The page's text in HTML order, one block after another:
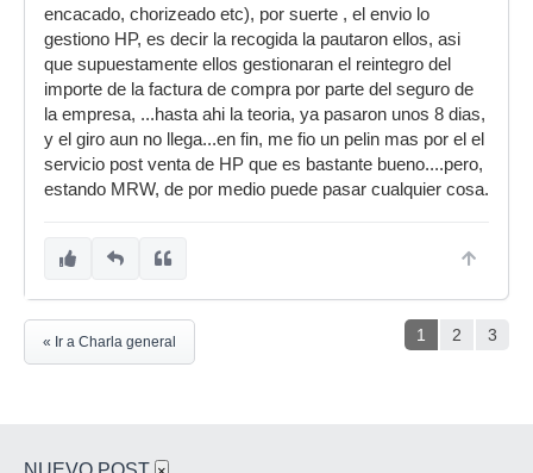
encacado, chorizeado etc), por suerte , el envio lo
gestiono HP, es decir la recogida la pautaron ellos, asi
que supuestamente ellos gestionaran el reintegro del
importe de la factura de compra por parte del seguro de
la empresa, ...hasta ahi la teoria, ya pasaron unos 8 dias,
y el giro aun no llega...en fin, me fio un pelin mas por el el
servicio post venta de HP que es bastante bueno....pero,
estando MRW, de por medio puede pasar cualquier cosa.
1 2 3
« Ir a Charla general